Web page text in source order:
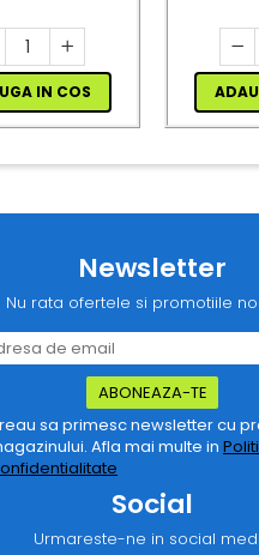
IN COS
Newsletter
Nu rata ofertele si promotiile
sa primesc newsletter cu
Afla mai multe in
Social
Urmareste-ne in social